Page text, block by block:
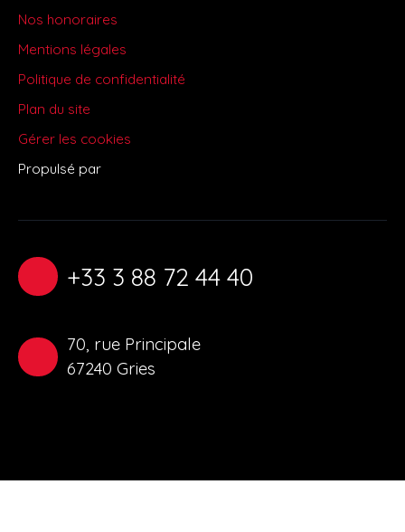
Nos honoraires
Mentions légales
Politique de confidentialité
Plan du site
Gérer les cookies
Propulsé par
+33 3 88 72 44 40
70, rue Principale
67240 Gries